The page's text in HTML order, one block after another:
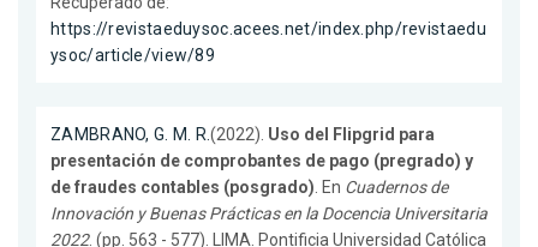
https://revistaeduysoc.acees.net/index.php/revistaedu
ysoc/article/view/89
ZAMBRANO, G. M. R.(2022). Uso del Flipgrid para
presentación de comprobantes de pago (pregrado) y
de fraudes contables (posgrado). En Cuadernos de
Innovación y Buenas Prácticas en la Docencia Universitaria
2022. (pp. 563 - 577). LIMA. Pontificia Universidad Católica